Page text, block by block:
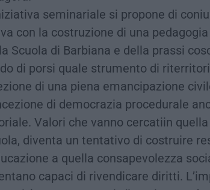
seminariale si propone di
con la costruzione di una
Scuola di Barbiana e della prassi
di porsi quale strumento di
di una piena emancipazione
di democrazia procedurale
Valori che vanno cercatiin
diventa un tentativo di costruire
a quella consapevolezza
capaci di rivendicare diritti.